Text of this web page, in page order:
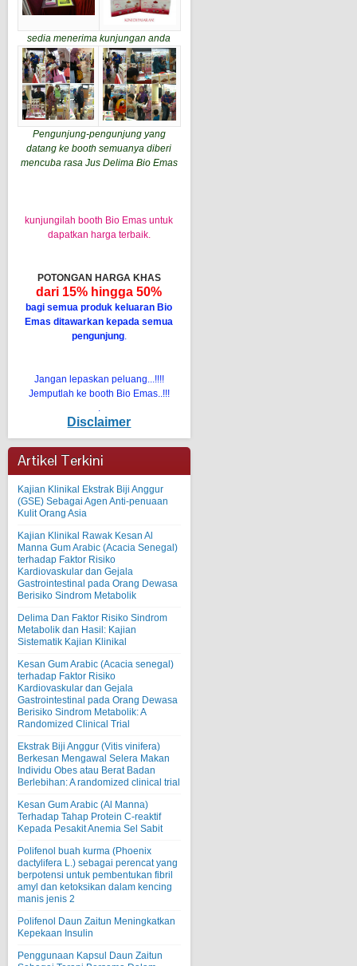
sedia menerima kunjungan anda
Pengunjung-pengunjung yang
datang ke booth semuanya diberi
mencuba rasa Jus Delima Bio Emas
kunjungilah booth Bio Emas untuk
dapatkan harga terbaik.
POTONGAN HARGA KHAS
dari 15% hingga 50%
bagi semua produk keluaran Bio
Emas ditawarkan kepada semua
pengunjung.
Jangan lepaskan peluang...!!!!
Jemputlah ke booth Bio Emas..!!!
.
Disclaimer
Artikel Terkini
Kajian Klinikal Ekstrak Biji Anggur
(GSE) Sebagai Agen Anti-penuaan
Kulit Orang Asia
Kajian Klinikal Rawak Kesan Al
Manna Gum Arabic (Acacia Senegal)
terhadap Faktor Risiko
Kardiovaskular dan Gejala
Gastrointestinal pada Orang Dewasa
Berisiko Sindrom Metabolik
Delima Dan Faktor Risiko Sindrom
Metabolik dan Hasil: Kajian
Sistematik Kajian Klinikal
Kesan Gum Arabic (Acacia senegal)
terhadap Faktor Risiko
Kardiovaskular dan Gejala
Gastrointestinal pada Orang Dewasa
Berisiko Sindrom Metabolik: A
Randomized Clinical Trial
Ekstrak Biji Anggur (Vitis vinifera)
Berkesan Mengawal Selera Makan
Individu Obes atau Berat Badan
Berlebihan: A randomized clinical trial
Kesan Gum Arabic (Al Manna)
Terhadap Tahap Protein C-reaktif
Kepada Pesakit Anemia Sel Sabit
Polifenol buah kurma (Phoenix
dactylifera L.) sebagai perencat yang
berpotensi untuk pembentukan fibril
amyl dan ketoksikan dalam kencing
manis jenis 2
Polifenol Daun Zaitun Meningkatkan
Kepekaan Insulin
Penggunaan Kapsul Daun Zaitun